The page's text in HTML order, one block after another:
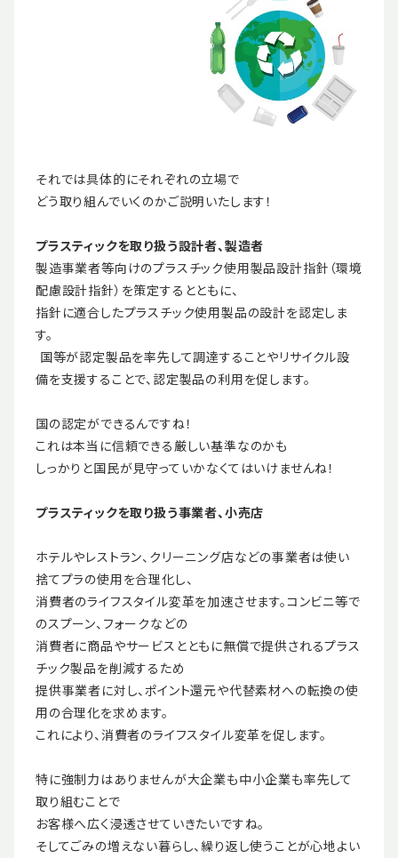
それでは具体的にそれぞれの立場で
どう取り組んでいくのかご説明いたします！
プラスティックを取り扱う設計者、製造者
製造事業者等向けのプラスチック使用製品設計指針（環境
配慮設計指針）を策定するとともに、
指針に適合したプラスチック使用製品の設計を認定しま
す。
国等が認定製品を率先して調達することやリサイクル設
備を支援することで、認定製品の利用を促します。
国の認定ができるんですね！
これは本当に信頼できる厳しい基準なのかも
しっかりと国民が見守っていかなくてはいけませんね！
プラスティックを取り扱う事業者、小売店
ホテルやレストラン、クリーニング店などの事業者は使い
捨てプラの使用を合理化し、
消費者のライフスタイル変革を加速させます。コンビニ等で
のスプーン、フォークなどの
消費者に商品やサービスとともに無償で提供されるプラス
チック製品を削減するため
提供事業者に対し、ポイント還元や代替素材への転換の使
用の合理化を求めます。
これにより、消費者のライフスタイル変革を促します。
特に強制力はありませんが大企業も中小企業も率先して
取り組むことで
お客様へ広く浸透させていきたいですね。
そしてごみの増えない暮らし、繰り返し使うことが心地よい